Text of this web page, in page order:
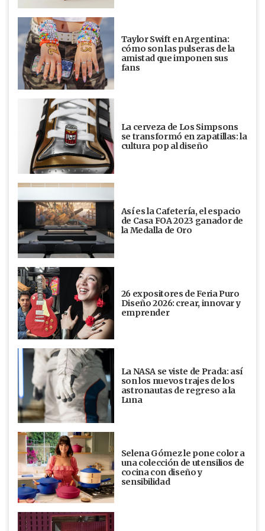
Taylor Swift en Argentina:
cómo son las pulseras de la
amistad que imponen sus
fans
La cerveza de Los Simpsons
se transformó en zapatillas: la
cultura pop al diseño
Así es la Cafetería, el espacio
de Casa FOA 2023 ganador de
la Medalla de Oro
26 expositores de Feria Puro
Diseño 2026: crear, innovar y
emprender
La NASA se viste de Prada: así
son los nuevos trajes de los
astronautas de regreso a la
Luna
Selena Gómez le pone color a
una colección de utensilios de
cocina con diseño y
sensibilidad